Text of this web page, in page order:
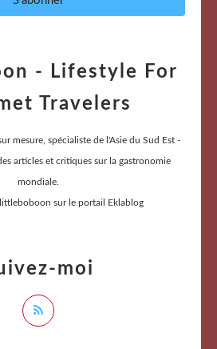
- Lifestyle For
Travelers
mesure, spécialiste de l'Asie du Sud Est -
articles et critiques sur la gastronomie
mondiale.
littleboboon sur le portail Eklablog
moi